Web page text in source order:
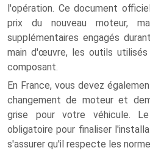
l'opération. Ce document
prix du nouveau moteur,
supplémentaires engagés
main d'œuvre, les outils
composant.
En France, vous devez
changement de moteur et
grise pour votre véhicule.
obligatoire pour finaliser
s'assurer qu'il respecte les